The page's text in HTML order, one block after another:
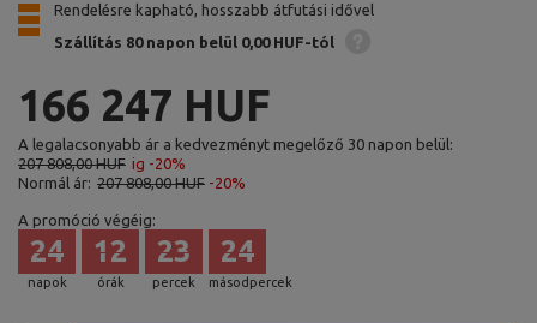
Rendelésre kapható, hosszabb átfutási idővel
Szállítás 80 napon belül 0,00 HUF-tól
166 247 HUF
A legalacsonyabb ár a kedvezményt megelőző 30 napon belül:
207 808,00 HUF ig -20%
Normál ár: 207 808,00 HUF -20%
A promóció végéig:
napok
24
órák
12
percek
23
másodpercek
22